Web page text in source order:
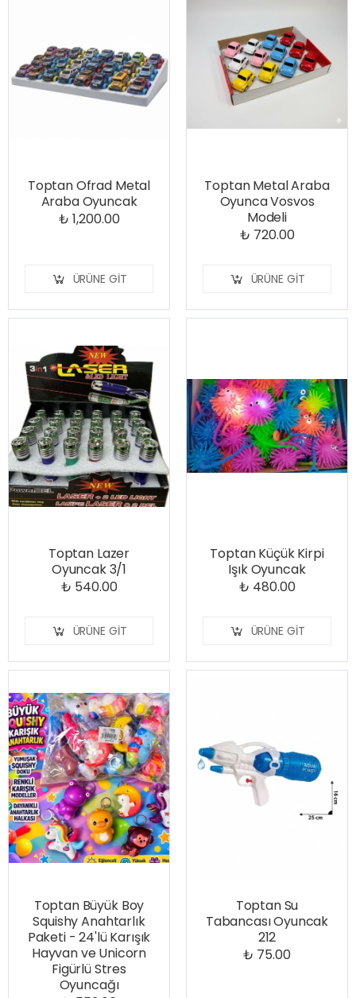
Toptan Ofrad Metal
Araba Oyuncak
₺ 1,200.00
ÜRÜNE GIT
Toptan Metal Araba
Oyunca Vosvos
Modeli
₺ 720.00
ÜRÜNE GIT
Toptan Lazer
Oyuncak 3/1
₺ 540.00
ÜRÜNE GIT
Toptan Küçük Kirpi
Işık Oyuncak
₺ 480.00
ÜRÜNE GIT
Toptan Büyük Boy
Squishy Anahtarlık
Paketi - 24'lü Karışık
Hayvan ve Unicorn
Figürlü Stres
Oyuncağı
Toptan Su
Tabancası Oyuncak
212
₺ 75.00